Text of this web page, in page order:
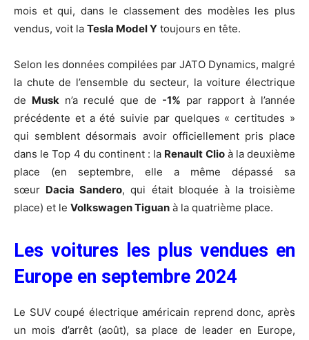
mois et qui, dans le classement des modèles les plus
vendus, voit la Tesla Model Y toujours en tête.
Selon les données compilées par JATO Dynamics, malgré
la chute de l’ensemble du secteur, la voiture électrique
de Musk n’a reculé que de -1% par rapport à l’année
précédente et a été suivie par quelques « certitudes »
qui semblent désormais avoir officiellement pris place
dans le Top 4 du continent : la Renault Clioà la deuxième
place (en septembre, elle a même dépassé sa
sœur Dacia Sandero, qui était bloquée à la troisième
place) et le Volkswagen Tiguan à la quatrième place.
Les voitures les plus vendues en
Europe en septembre 2024
Le SUV coupé électrique américain reprend donc, après
un mois d’arrêt (août), sa place de leader en Europe,